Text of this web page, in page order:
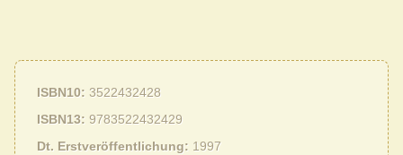
ISBN10
3522432428
ISBN13 9783522432429
Dt. Erstveröffentlichung
1997